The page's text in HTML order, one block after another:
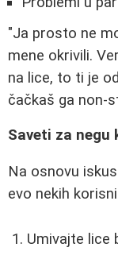
"Ja prosto ne
mene okrivili.
na lice, to ti je
čačkaš ga non-
Saveti za negu
Na osnovu
evo nekih
Umivajte lice